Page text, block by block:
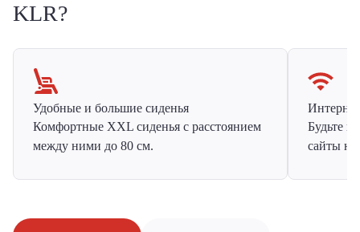
KLR?
Удобные и большие сиденья
Комфортные XXL сиденья с расстоянием
между ними до 80 см.
Будьте
сайты на